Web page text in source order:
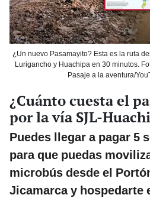
¿Un nuevo Pasamayito? Esta es la ruta
Lurigancho y Huachipa en 30 minutos.
Pasaje a la aventura/
¿Cuánto cuesta el
por la vía SJL-
Puedes llegar a pagar 5
para que puedas
microbús desde el
Jicamarca y hospedarte